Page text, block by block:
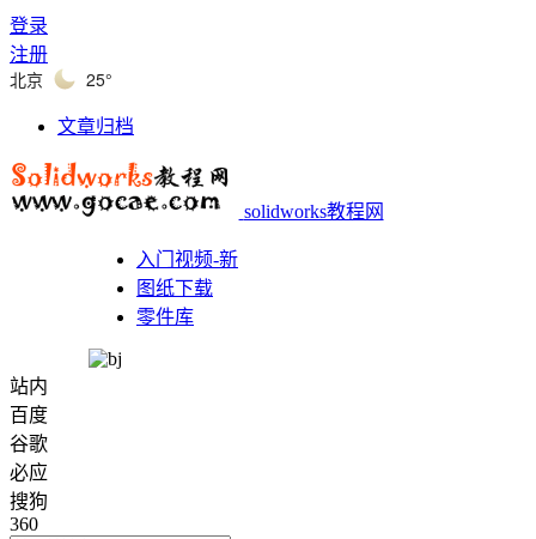
登录
注册
北京 25°
文章归档
solidworks教程网
入门视频-新
图纸下载
零件库
站内
百度
谷歌
必应
搜狗
360